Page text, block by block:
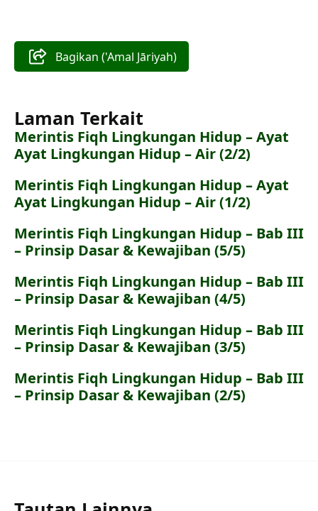
Bagikan ('Amal Jāriyah)
Laman Terkait
Merintis Fiqh Lingkungan Hidup – Ayat
Ayat Lingkungan Hidup – Air (2/2)
Merintis Fiqh Lingkungan Hidup – Ayat
Ayat Lingkungan Hidup – Air (1/2)
Merintis Fiqh Lingkungan Hidup – Bab III
– Prinsip Dasar & Kewajiban (5/5)
Merintis Fiqh Lingkungan Hidup – Bab III
– Prinsip Dasar & Kewajiban (4/5)
Merintis Fiqh Lingkungan Hidup – Bab III
– Prinsip Dasar & Kewajiban (3/5)
Merintis Fiqh Lingkungan Hidup – Bab III
– Prinsip Dasar & Kewajiban (2/5)